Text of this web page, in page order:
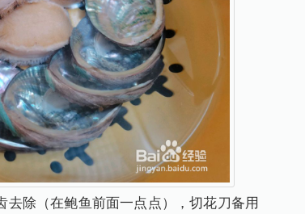
去除（在鲍鱼前面一点点），切花刀备用